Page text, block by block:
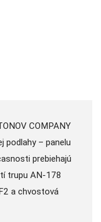
COMPANY
podlahy – panelu
prebiehajú
trupu AN-178
a chvostová